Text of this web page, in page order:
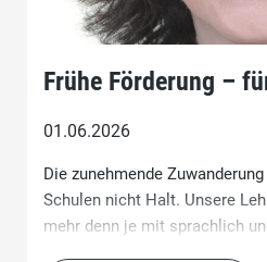
Frühe Förderung –
01.06.2026
Die zunehmende
Schulen nicht Halt. Unsere
mehr denn je mit sprachlich